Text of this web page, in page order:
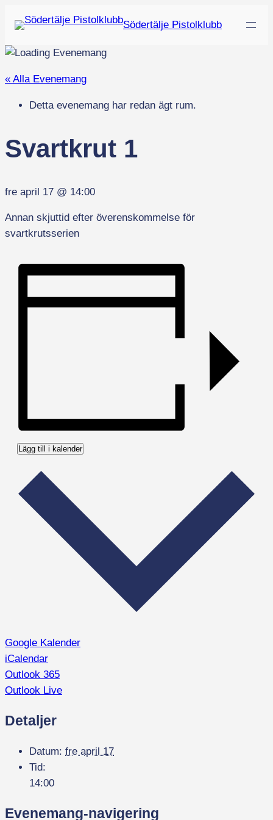
Södertälje Pistolklubb
« Alla Evenemang
Detta evenemang har redan ägt rum.
Svartkrut 1
fre april 17 @ 14:00
Annan skjuttid efter överenskommelse för
svartkrutsserien
Lägg till i kalender
Google Kalender
iCalendar
Outlook 365
Outlook Live
Detaljer
Datum: fre april 17
Tid:
14:00
Evenemang-navigering